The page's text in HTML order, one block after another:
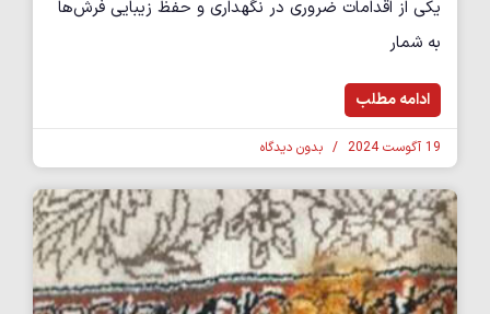
یکی از اقدامات ضروری در نگهداری و حفظ زیبایی فرش‌ها
به شمار
ادامه مطلب
19 آگوست 2024 بدون دیدگاه